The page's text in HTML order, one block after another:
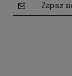
Zapisz